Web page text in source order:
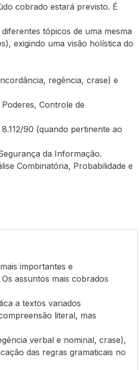
cobrado estará previsto. É
tópicos de uma mesma
exigindo uma visão holística do
regência, crase) e
Controle de
90 (quando pertinente ao
da Informação.
Combinatória, Probabilidade e
importantes e
assuntos mais cobrados
a textos variados
literal, mas
verbal e nominal, crase),
das regras gramaticais no